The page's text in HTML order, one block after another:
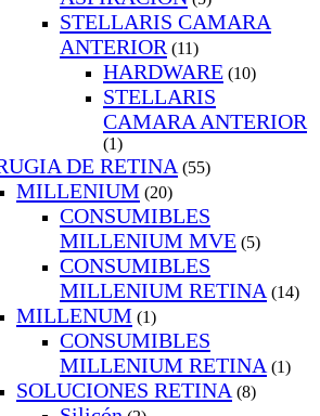
STELLARIS CAMARA
ANTERIOR (11)
HARDWARE (10)
STELLARIS
CAMARA ANTERIOR
(1)
DE RETINA (55)
MILLENIUM (20)
CONSUMIBLES
MILLENIUM MVE (5)
CONSUMIBLES
MILLENIUM RETINA (14)
MILLENUM (1)
CONSUMIBLES
MILLENIUM RETINA (1)
SOLUCIONES RETINA (8)